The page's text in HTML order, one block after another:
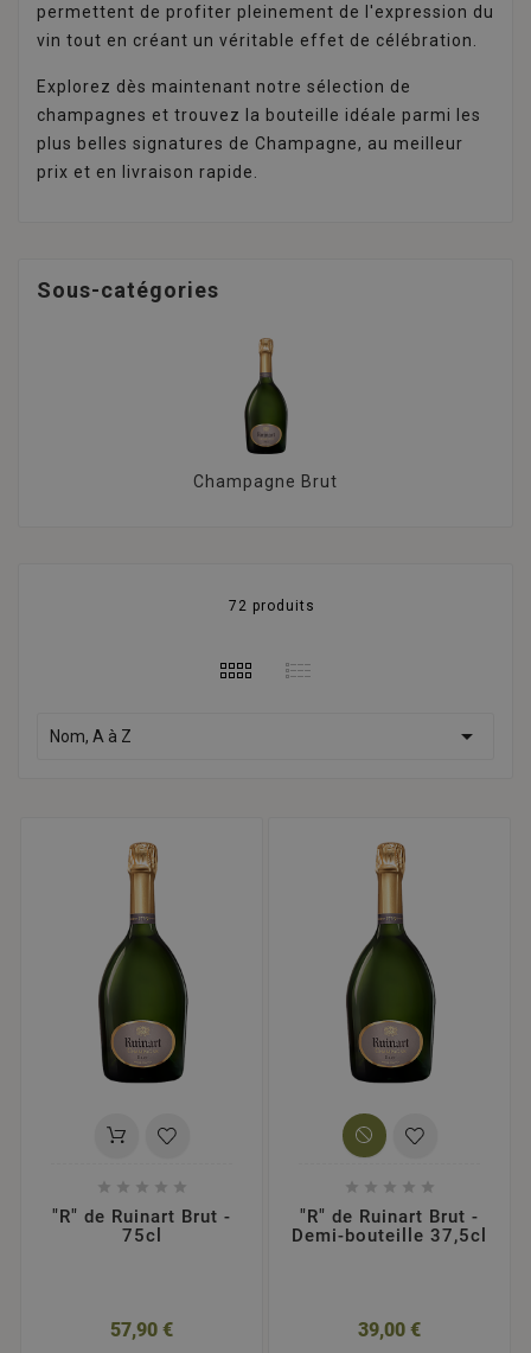
permettent de profiter pleinement de l'expression du
vin tout en créant un véritable effet de célébration.
Explorez dès maintenant notre sélection de
champagnes et trouvez la bouteille idéale parmi les
plus belles signatures de Champagne, au meilleur
prix et en livraison rapide.
Sous-catégories
Champagne Brut
72 produits
Nom, A à Z 
    
"R" de Ruinart Brut -
75cl
57,90 €
    
"R" de Ruinart Brut -
Demi-bouteille 37,5cl
39,00 €